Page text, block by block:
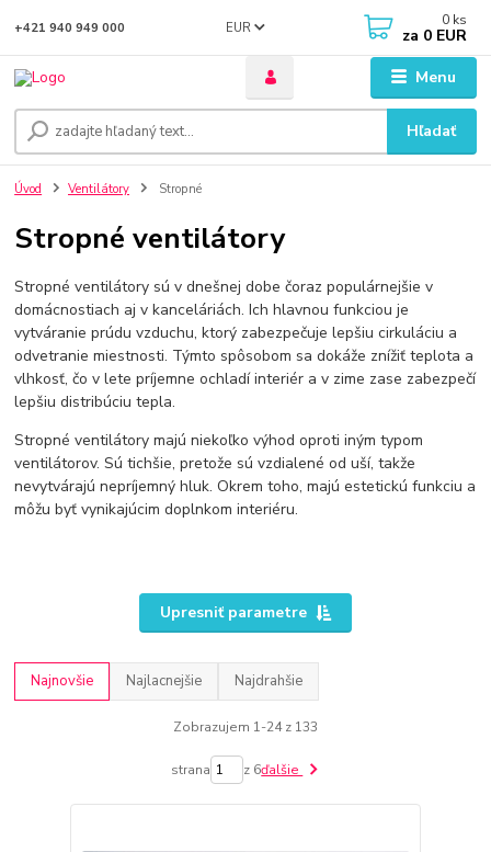
Menu
EUR
Hľadať
+421 940 949 000 0 ks
za 0 EUR
Úvod Ventilátory Stropné
Stropné ventilátory
Stropné ventilátory sú v dnešnej dobe čoraz populárnejšie v
domácnostiach aj v kanceláriách. Ich hlavnou funkciou je
vytváranie prúdu vzduchu, ktorý zabezpečuje lepšiu cirkuláciu a
odvetranie miestnosti. Týmto spôsobom sa dokáže znížiť teplota a
vlhkosť, čo v lete príjemne ochladí interiér a v zime zase zabezpečí
lepšiu distribúciu tepla.
Stropné ventilátory majú niekoľko výhod oproti iným typom
ventilátorov. Sú tichšie, pretože sú vzdialené od uší, takže
nevytvárajú nepríjemný hluk. Okrem toho, majú estetickú funkciu a
môžu byť vynikajúcim doplnkom interiéru.
Upresniť parametre
Najnovšie Najlacnejšie Najdrahšie
Zobrazujem 1-24 z 133
strana z 6ďalšie